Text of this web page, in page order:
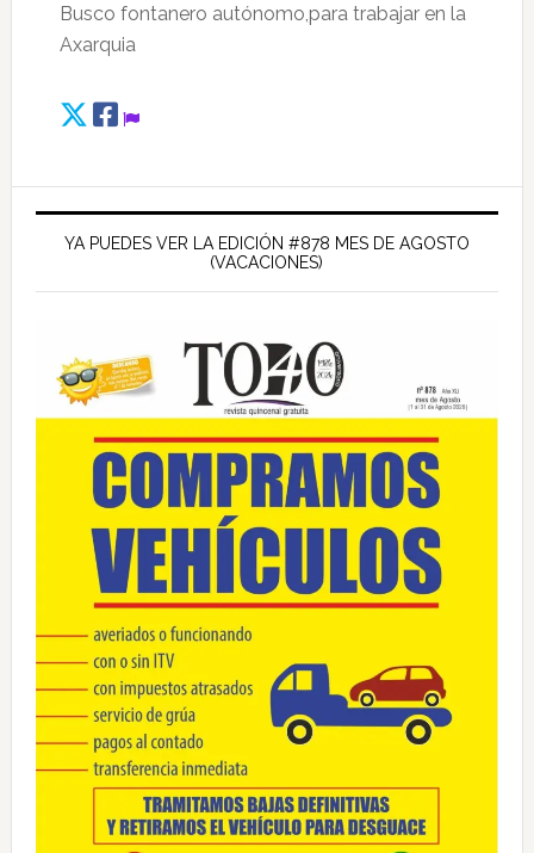
Busco fontanero autónomo,para trabajar en la
Axarquia
Barra
lateral
principal
YA PUEDES VER LA EDICIÓN #878 MES DE AGOSTO
(VACACIONES)